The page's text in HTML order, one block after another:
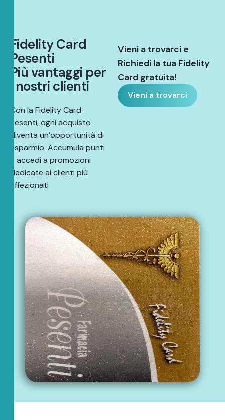
FidelityCard
Pesenti
Piùvantaggi per
nostri clienti
Con la Fidelity Card
Pesenti, ogni acquisto
diventa un’opportunità di
risparmio. Accumula punti
e accedi a promozioni
dedicate ai clienti più
affezionati
Vieni a trovarci e
Richiedi la tua Fidelity
Card gratuita!
Vieni a trovarci